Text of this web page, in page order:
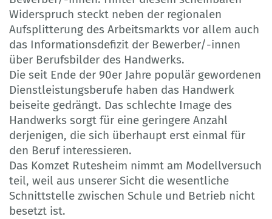
Widerspruch steckt neben der regionalen
Aufsplitterung des Arbeitsmarkts vor allem auch
das Informationsdefizit der Bewerber/-innen
über Berufsbilder des Handwerks.
Die seit Ende der 90er Jahre populär gewordenen
Dienstleistungsberufe haben das Handwerk
beiseite gedrängt. Das schlechte Image des
Handwerks sorgt für eine geringere Anzahl
derjenigen, die sich überhaupt erst einmal für
den Beruf interessieren.
Das Komzet Rutesheim nimmt am Modellversuch
teil, weil aus unserer Sicht die wesentliche
Schnittstelle zwischen Schule und Betrieb nicht
besetzt ist.